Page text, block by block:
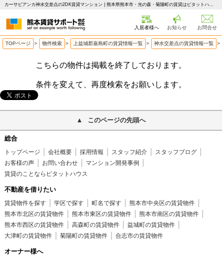
カーサビアンカ神水交差点の2DK賃貸マンション | 熊本県熊本市・光の森・菊陽町の賃貸はピタットハウス 熊本賃貸サポート
入居者様へ お知らせ お問合せ
TOPページ > 物件検索 > 上益城郡嘉島町の賃貸情報一覧 > 神水交差点の賃貸情報一覧 >
こちらの物件は掲載を終了しております。
条件を変えて、再度検索をお願いします。
このページの先頭へ
総合
トップページ 会社概要 採用情報 スタッフ紹介
スタッフブログ
お客様の声
お問い合わせ
マンション開発事例
賃貸のことならピタットハウス
不動産を借りたい
賃貸物件を探す 学区で探す 町名で探す
熊本市中央区の賃貸物件
熊本市北区の賃貸物件
熊本市東区の賃貸物件
熊本市南区の賃貸物件
熊本市西区の賃貸物件
高森町の賃貸物件
益城町の賃貸物件
大津町の賃貸物件
菊陽町の賃貸物件 合志市の賃貸物件
オーナー様へ